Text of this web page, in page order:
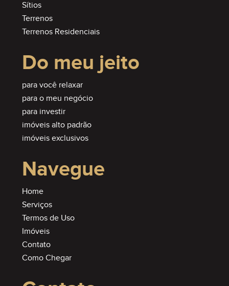
Sítios
Terrenos
Terrenos Residenciais
Do meu jeito
para você relaxar
para o meu negócio
para investir
imóveis alto padrão
imóveis exclusivos
Navegue
Home
Serviços
Termos de Uso
Imóveis
Contato
Como Chegar